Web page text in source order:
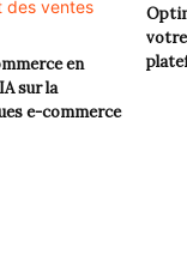
en
sur la
e-commerce